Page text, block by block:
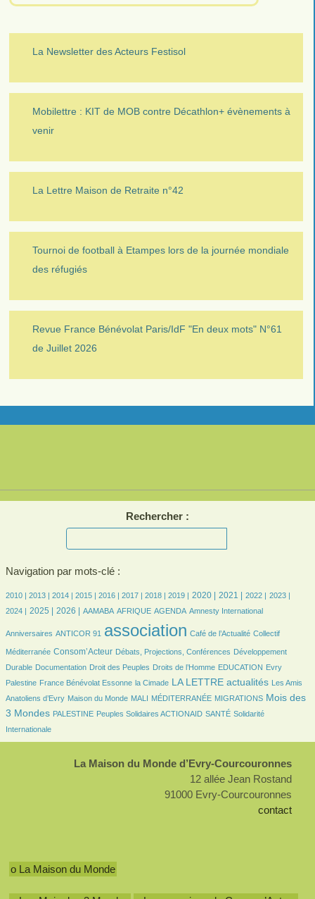
La Newsletter des Acteurs Festisol
Mobilettre : KIT de MOB contre Décathlon+ évènements à
venir
La Lettre Maison de Retraite n°42
Tournoi de football à Etampes lors de la journée mondiale
des réfugiés
Revue France Bénévolat Paris/IdF "En deux mots" N°61
de Juillet 2026
Rechercher :
Navigation par mots-clé :
6/2989
2010 |
11/2989
2013 |
162/2989 2014 |
362/2989 2015 |
405/2989 2016 |
491/2989 2017 |
618/2989 2018 |
601/2989 2019 |
790/2989 2020 |
695/2989 2021 |
549/2989 2022 |
491/2989 2023 |
636/2989
2024 |
698/2989
2025 |
866/2989 2026 |
76/2989 AAMABA
149/2989 AFRIQUE
439/2989 AGENDA
6/2989 Amnesty International
37/2989
Anniversaires ANTICOR 91 association Café de l’Actualité Collectif
Méditerranée
789/2989 Consom’Acteur
185/2989 Débats, Projections, Conférences
229/2989
Développement
Durable
52/2989Documentation
24/2989 Droit des Peuples
150/2989 Droits de l’Homme
37/2989 EDUCATION
6/2989
Evry
Palestine
180/2989France Bénévolat Essonne
47/2989 la Cimade
1096/2989 LA LETTRE actualités
44/2989
Les Amis
Anatoliens d’Evry
110/2989 Maison du Monde
31/2989 MALI
6/2989 MÉDITERRANÉE
170/2989 MIGRATIONS
1097/2989
Mois des
3 Mondes
83/2989 PALESTINE
100/2989 Peuples Solidaires ACTIONAID
111/2989 SANTÉ
233/2989
Solidarité
Internationale
La Maison du Monde d’Evry-Courcouronnes
12 allée Jean Rostand
91000 Evry-Courcouronnes
contact
o La Maison du Monde